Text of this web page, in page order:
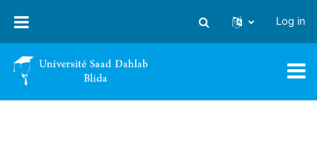
Toggle search input
Log in